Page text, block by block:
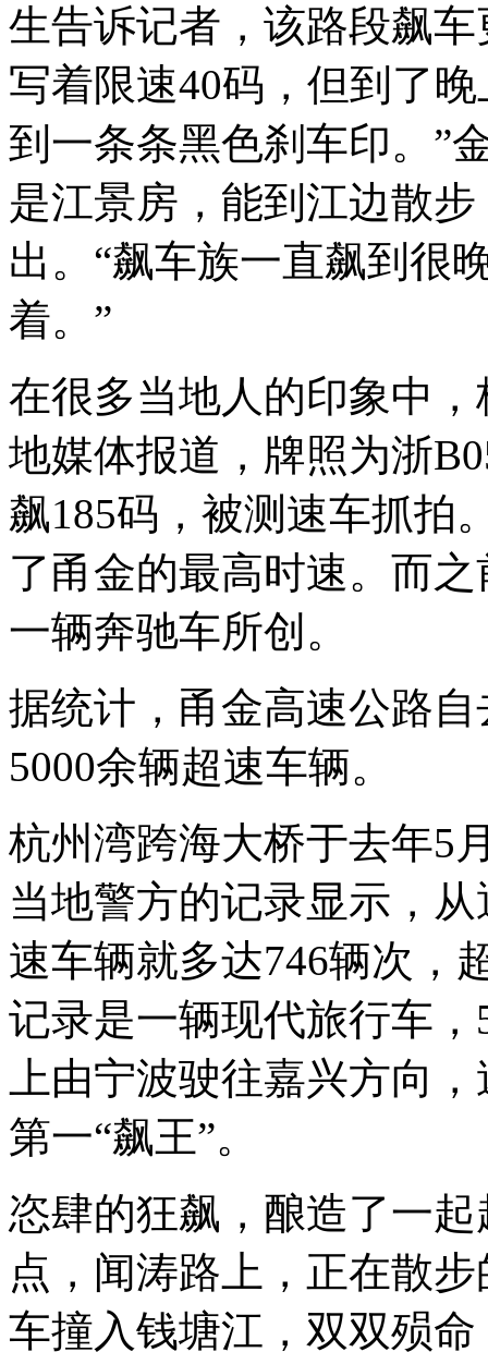
生告诉记者，该路段飙
写着限速40码，但到了
到一条条黑色刹车印。”
是江景房，能到江边散
出。“飙车族一直飙到很
着。”
在很多当地人的印象中
地媒体报道，牌照为浙
飙185码，被测速车抓拍
了甬金的最高时速。而
一辆奔驰车所创。
据统计，甬金高速公路
5000余辆超速车辆。
杭州湾跨海大桥于去年5
当地警方的记录显示，
速车辆就多达746辆次，
记录是一辆现代旅行车
上由宁波驶往嘉兴方向
第一“飙王”。
恣肆的狂飙，酿造了一
点，闻涛路上，正在散
车撞入钱塘江，双双殒